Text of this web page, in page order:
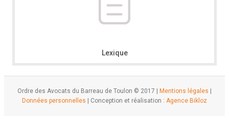
Lexique
Ordre des Avocats du Barreau de Toulon © 2017 | Mentions légales
Données personnelles | Conception et réalisation : Agence Bikloz